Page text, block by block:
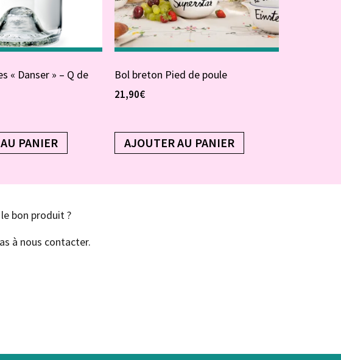
« Danser » – Q de
PANIER
Bol breton Pied de poule
21,90€
AJOUTER AU PANIER
bon produit ?
à nous contacter.